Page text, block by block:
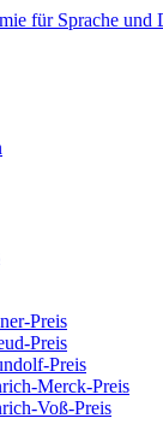
Preis
Preis
Preis
Merck-Preis
Voß-Preis